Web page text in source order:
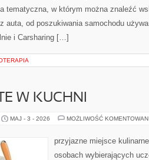
tematyczna, w którym można znaleźć
auta, od poszukiwania samochodu
i Carsharing […]
W KUCHNI
MAJ - 3 - 2026 MOŻLIWOŚĆ
przyjazne miejsce
osobach wybierających